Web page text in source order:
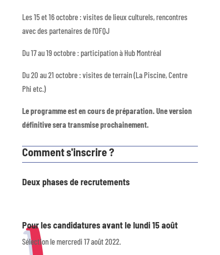
Les 15 et 16 octobre : visites de lieux culturels, rencontres
avec des partenaires de l’OFQJ
Du 17 au 19 octobre : participation à Hub Montréal
Du 20 au 21 octobre : visites de terrain (La Piscine, Centre
Phi etc.)
Le programme est en cours de préparation. Une version
définitive sera transmise prochainement.
Comment s'inscrire ?
Deux phases de recrutements
Pour les candidatures avant le lundi 15 août
Sélection le mercredi 17 août 2022.